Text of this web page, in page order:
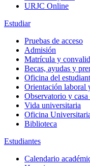
URJC Online
Estudiar
Pruebas de acceso
Admisión
Matrícula y
Becas, ayudas y
Oficina del
Orientación laboral
Observatorio y
Vida universitaria
Oficina
Biblioteca
Estudiantes
Calendario